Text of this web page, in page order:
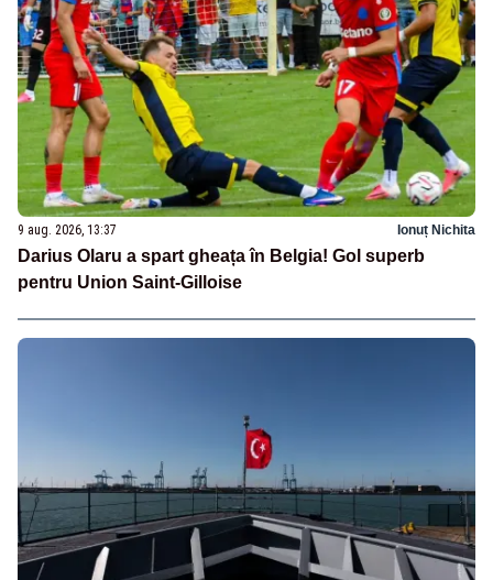
9 aug. 2026, 13:37 Ionuț Nichita
Darius Olaru a spart gheața în Belgia! Gol superb
pentru Union Saint-Gilloise